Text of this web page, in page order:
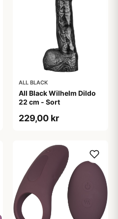
ALL BLACK
All Black Wilhelm Dildo
22 cm - Sort
229,00 kr